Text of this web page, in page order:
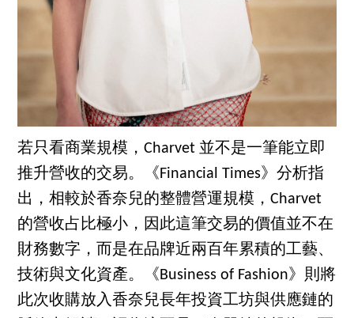
若只看商業規模，Charvet 並不是一筆能立即
推升營收的交易。《Financial Times》分析指
出，相較於香奈兒的整體營運規模，Charvet
的營收占比極小，因此這筆交易的價值並不在
財務數字，而是在品牌近兩百年累積的工藝、
技術與文化資產。《Business of Fashion》則將
此次收購放入香奈兒長年投資工坊與供應鏈的